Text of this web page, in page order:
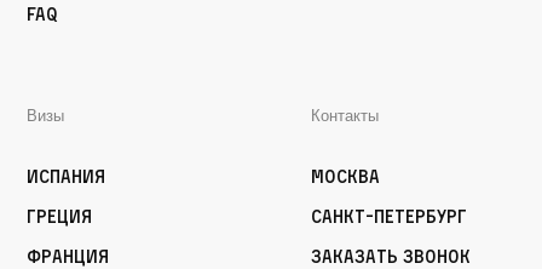
FAQ
Визы
Испания
Греция
Франция
Контакты
Москва
Санкт-Петербург
Заказать звонок